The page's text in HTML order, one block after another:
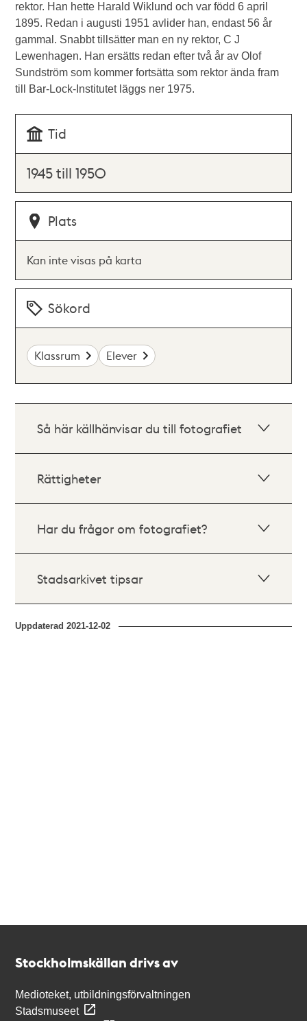
rektor. Han hette Harald Wiklund och var född 6 april
1895. Redan i augusti 1951 avlider han, endast 56 år
gammal. Snabbt tillsätter man en ny rektor, C J
Lewenhagen. Han ersätts redan efter två år av Olof
Sundström som kommer fortsätta som rektor ända fram
till Bar-Lock-Institutet läggs ner 1975.
Tid
1945 till 1950
Plats
Kan inte visas på karta
Sökord
Klassrum Elever
Så här källhänvisar du till fotografiet
Rättigheter
Har du frågor om fotografiet?
Stadsarkivet tipsar
Uppdaterad2021-12-02
Stockholmskällan drivs av
Medioteket, utbildningsförvaltningen
Stadsmuseet